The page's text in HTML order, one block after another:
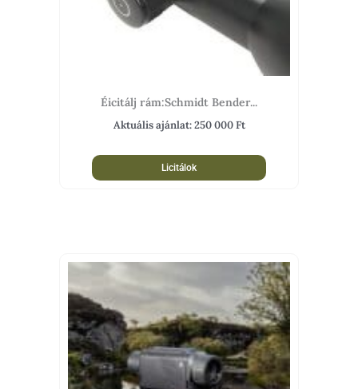
Éicitálj rám:Schmidt Bender...
Aktuális ajánlat:250 000Ft
Licitálok